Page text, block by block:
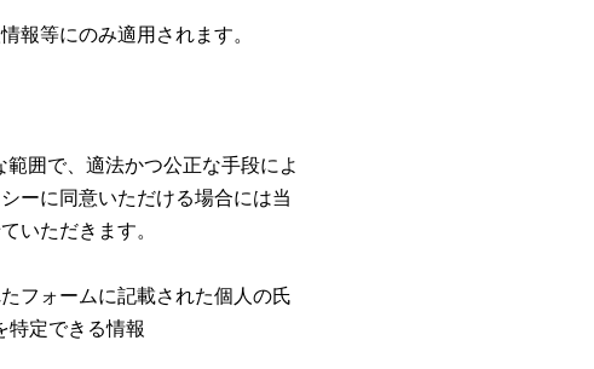
報等にのみ適用されます。
囲で、適法かつ公正な手段によ
ーに同意いただける場合には当
いただきます。
ォームに記載された個人の氏
特定できる情報